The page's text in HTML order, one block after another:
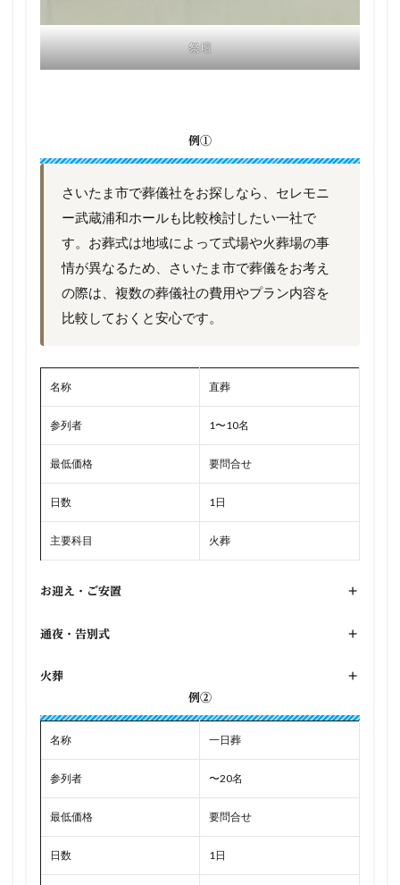
祭壇
例①
さいたま市で葬儀社をお探しなら、セレモニ
ー武蔵浦和ホールも比較検討したい一社で
す。お葬式は地域によって式場や火葬場の事
情が異なるため、さいたま市で葬儀をお考え
の際は、複数の葬儀社の費用やプラン内容を
比較しておくと安心です。
名称 直葬
参列者 1〜10名
最低価格 要問合せ
日数 1日
主要科目 火葬
お迎え・ご安置 +
通夜・告別式 +
火葬
+
例②
名称 一日葬
参列者 〜20名
最低価格 要問合せ
日数 1日